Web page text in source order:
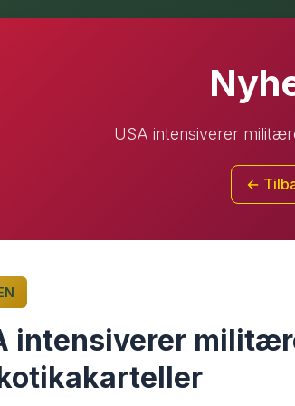
USA intensiverer
←
intensiverer